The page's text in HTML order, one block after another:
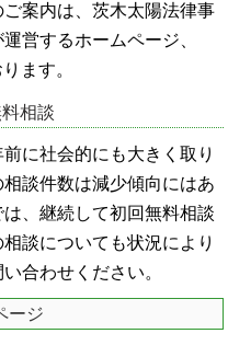
案内は、茨木太陽法律事
営するホームページ、
ます。
相談
に社会的にも大きく取り
談件数は減少傾向にはあ
、継続して初回無料相談
談についても状況により
合わせください。
ージ